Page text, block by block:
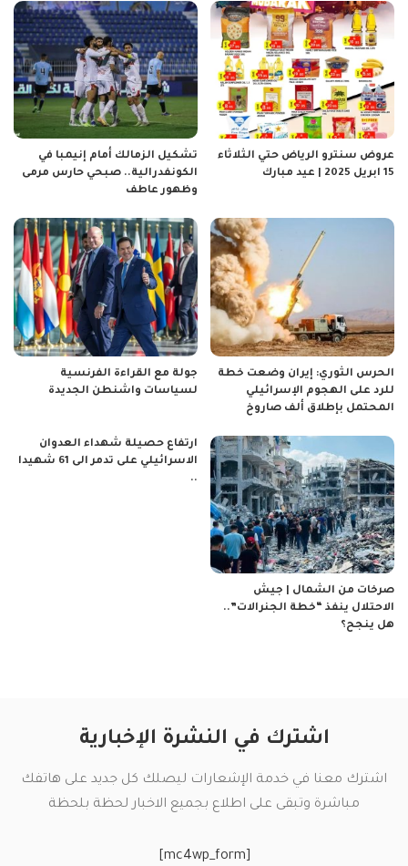
عروض سنترو الرياض حتي الثلاثاء
15 ابريل 2025 | عيد مبارك
تشكيل الزمالك أمام إنيمبا في
الكونفدرالية.. صبحي حارس مرمى
وظهور عاطف
الحرس الثوري: إيران وضعت خطة
للرد على الهجوم الإسرائيلي
المحتمل بإطلاق ألف صاروخ
جولة مع القراءة الفرنسية
لسياسات واشنطن الجديدة
صرخات من الشمال | جيش
الاحتلال ينفذ “خطة الجنرالات”..
هل ينجح؟
ارتفاع حصيلة شهداء العدوان
الاسرائيلي على تدمر الى 61 شهيدا
..
اشترك في النشرة الإخبارية
اشترك معنا في خدمة الإشعارات ليصلك كل جديد على هاتفك
مباشرة وتبقى على اطلاع بجميع الاخبار لحظة بلحظة
[mc4wp_form]